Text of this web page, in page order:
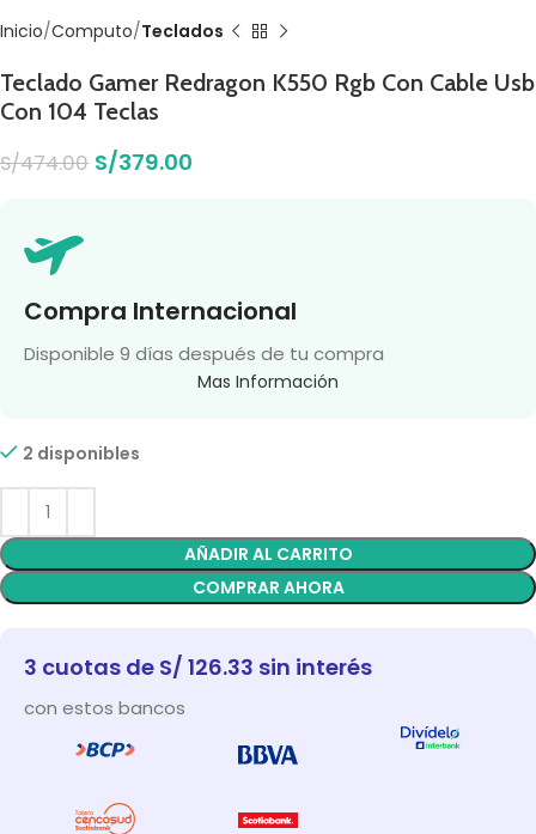
Inicio Computo Teclados
Teclado Gamer Redragon K550 Rgb Con Cable Usb
Con 104 Teclas
S/474.00 S/379.00
Compra Internacional
Disponible 9 días después de tu compra
Mas Información
2 disponibles
AÑADIR AL CARRITO
COMPRAR AHORA
3 cuotas de S/ 126.33 sin interés
con estos bancos